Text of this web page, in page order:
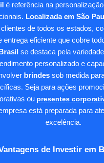
é referência na
Localizada em São
de todos os estados,
entrega eficiente que cobre
se destaca pela
personalizado e
brindessob medida
Seja para ações
ou presentes
está preparada para
excelência.
de Investir em